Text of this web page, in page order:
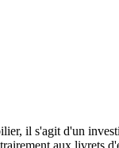
il s'agit d'un
aux livrets